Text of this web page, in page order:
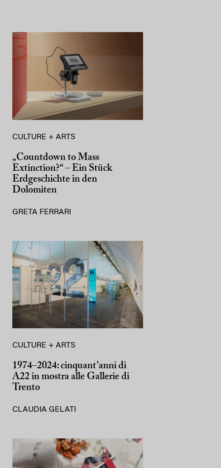
CULTURE + ARTS
„Countdown to Mass
Extinction?“ – Ein Stück
Erdgeschichte in den
Dolomiten
GRETA FERRARI
CULTURE + ARTS
1974–2024: cinquant’anni di
A22 in mostra alle Gallerie di
Trento
CLAUDIA GELATI